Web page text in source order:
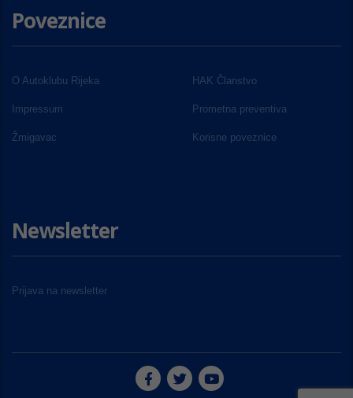
Poveznice
O Autoklubu Rijeka HAK Članstvo
Impressum Prometna preventiva
Žmigavac Korisne poveznice
Newsletter
Prijava na newsletter